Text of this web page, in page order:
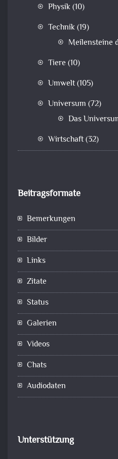
Physik(10)
Technik(19)
Meilensteine
Tiere (10)
Umwelt(105)
Universum (72)
Das
Wirtschaft(32)
Beitragsformate
Bemerkungen
Bilder
Links
Zitate
Status
Galerien
Videos
Chats
Audiodaten
Unterstützung